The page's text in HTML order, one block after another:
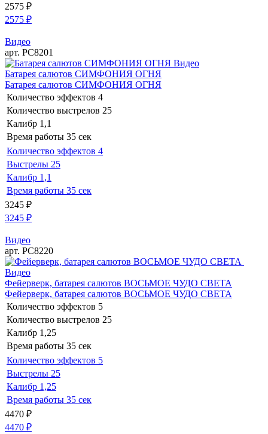
2575 ₽
2575 ₽
Видео
арт. РС8201
Видео
Батарея салютов СИМФОНИЯ ОГНЯ
Батарея салютов СИМФОНИЯ ОГНЯ
Количество эффектов 4
Количество выстрелов 25
Калибр 1,1
Время работы 35 сек
Количество эффектов 4
Выстрелы 25
Калибр 1,1
Время работы 35 сек
3245 ₽
3245 ₽
Видео
арт. РС8220
Видео
Фейерверк, батарея салютов ВОСЬМОЕ ЧУДО СВЕТА
Фейерверк, батарея салютов ВОСЬМОЕ ЧУДО СВЕТА
Количество эффектов 5
Количество выстрелов 25
Калибр 1,25
Время работы 35 сек
Количество эффектов 5
Выстрелы 25
Калибр 1,25
Время работы 35 сек
4470 ₽
4470 ₽